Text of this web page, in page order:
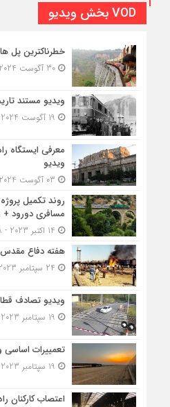
VOD بخش ویدیو
خطرناکترین پل
30 آگوست 2024 - 17:00
ویدیو مستند
معرفی ایستگاه
ویدیو
روند تکمیل
مسافری دورود +
هفته دفاع مقدس
ویدیو تصادف
تعمییرات اساسی
اعتصاب کارکنان